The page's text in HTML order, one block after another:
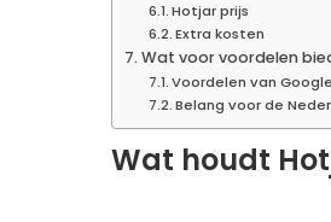
Hotjar prijs
Extra kosten
Wat voor voordelen
Voordelen van
Belang voor de
Wat houdt